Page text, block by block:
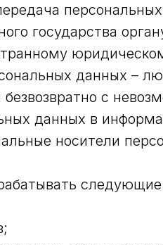
государства
данных –
с
данных в
носители